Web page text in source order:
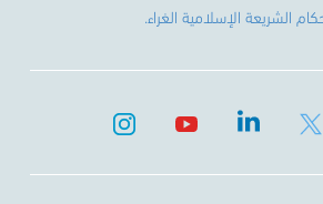
الشريعة الإسلامية الغراء.